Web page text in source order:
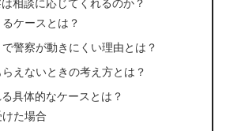
相談に応じてくれるのか？
ケースとは？
で警察が動きにくい理由とは？
えないときの考え方とは？
具体的なケースとは？
た場合